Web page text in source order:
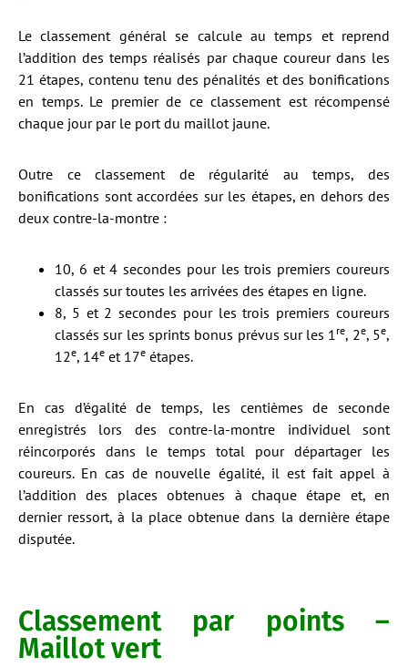
Le classement général se calcule au temps et reprend
l’addition des temps réalisés par chaque coureur dans les
21 étapes, contenu tenu des pénalités et des bonifications
en temps. Le premier de ce classement est récompensé
chaque jour par le port du maillot jaune.
Outre ce classement de régularité au temps, des
bonifications sont accordées sur les étapes, en dehors des
deux contre-la-montre :
10, 6 et 4 secondes pour les trois premiers coureurs
classés sur toutes les arrivées des étapes en ligne.
8, 5 et 2 secondes pour les trois premiers coureurs
classés sur les sprints bonus prévus sur les 1re, 2e, 5e,
12e, 14e et 17e étapes.
En cas d’égalité de temps, les centièmes de seconde
enregistrés lors des contre-la-montre individuel sont
réincorporés dans le temps total pour départager les
coureurs. En cas de nouvelle égalité, il est fait appel à
l’addition des places obtenues à chaque étape et, en
dernier ressort, à la place obtenue dans la dernière étape
disputée.
Classement par points –
Maillot vert